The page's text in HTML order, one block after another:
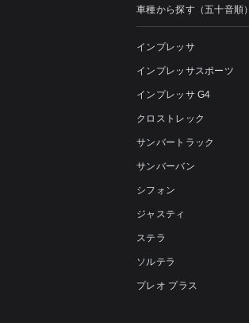
車種から探す（五十音順）
インプレッサ
インプレッサスポーツ
インプレッサ G4
クロストレック
サンバートラック
サンバーバン
シフォン
ジャスティ
ステラ
ソルテラ
プレオ プラス